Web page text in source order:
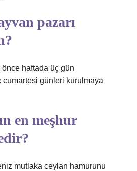
pazarı
önce haftada üç gün
cumartesi günleri kurulmaya
en meşhur
mutlaka ceylan hamurunu